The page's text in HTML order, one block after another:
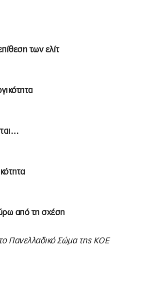
των ελίτ
από τη σχέση
Πανελλαδικό Σώμα της ΚΟΕ